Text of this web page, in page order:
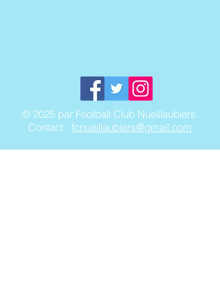
© 2025 par Football Club Nueillaubiers.
Contact : fcnueillaubiers@gmail.com